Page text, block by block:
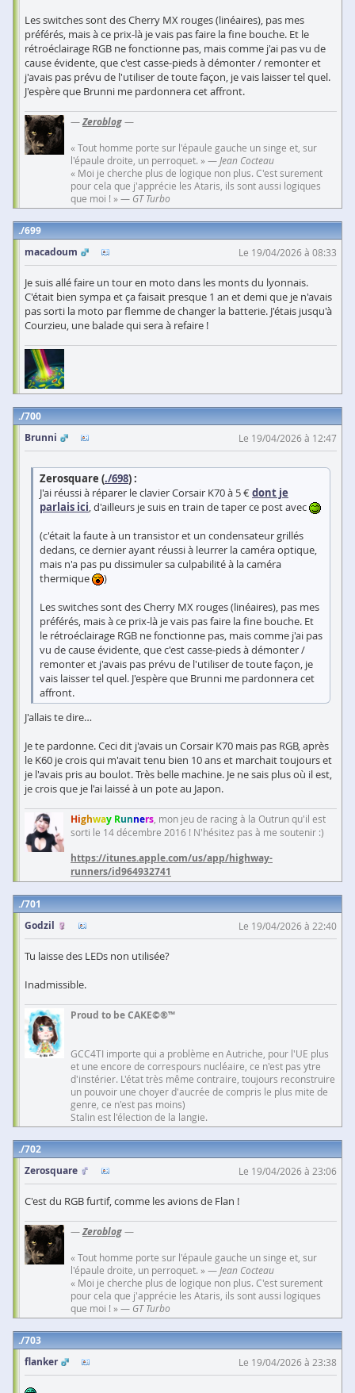
Les switches sont des Cherry MX rouges (linéaires), pas mes
préférés, mais à ce prix-là je vais pas faire la fine bouche. Et le
rétroéclairage RGB ne fonctionne pas, mais comme j'ai pas vu de
cause évidente, que c'est casse-pieds à démonter / remonter et
j'avais pas prévu de l'utiliser de toute façon, je vais laisser tel quel.
J'espère que Brunni me pardonnera cet affront.
—Zeroblog—
« Tout homme porte sur l'épaule gauche un singe et, sur
l'épaule droite, un perroquet. » —Jean Cocteau
« Moi je cherche plus de logique non plus. C'est surement
pour cela que j'apprécie les Ataris, ils sont aussi logiques
que moi ! » — GT Turbo
699
macadoum
Le 19/04/2026 à 08:33
Je suis allé faire un tour en moto dans les monts du lyonnais.
C'était bien sympa et ça faisait presque 1 an et demi que je n'avais
pas sorti la moto par flemme de changer la batterie. J'étais jusqu'à
Courzieu, une balade qui sera à refaire !
700
Brunni
Le 19/04/2026 à 12:47
Zerosquare (./698) :
J'ai réussi à réparer le clavier Corsair K70 à 5 €dont je
parlais ici, d'ailleurs je suis en train de taper ce post avec
(c'était la faute à un transistor et un condensateur grillés
dedans, ce dernier ayant réussi à leurrer la caméra optique,
mais n'a pas pu dissimuler sa culpabilité à la caméra
thermique
)
Les switches sont des Cherry MX rouges (linéaires), pas mes
préférés, mais à ce prix-là je vais pas faire la fine bouche. Et
le rétroéclairage RGB ne fonctionne pas, mais comme j'ai pas
vu de cause évidente, que c'est casse-pieds à démonter /
remonter et j'avais pas prévu de l'utiliser de toute façon, je
vais laisser tel quel. J'espère que Brunni me pardonnera cet
affront.
J'allais te dire…
Je te pardonne. Ceci dit j'avais un Corsair K70 mais pas RGB, après
le K60 je crois qui m'avait tenu bien 10 ans et marchait toujours et
je l'avais pris au boulot. Très belle machine. Je ne sais plus où il est,
je crois que je l'ai laissé à un pote au Japon.
Highway Runners, mon jeu de racing à la Outrun qu'il est
sorti le 14 décembre 2016 ! N'hésitez pas à me soutenir :)
https://itunes.apple.com/us/app/highway-
runners/id964932741
701
Godzil
Le 19/04/2026 à 22:40
Tu laisse des LEDs non utilisée?
Inadmissible.
Proud to be CAKE©®™
GCC4TI importe qui a problème en Autriche, pour l'UE plus
et une encore de correspours nucléaire, ce n'est pas ytre
d'instérier. L'état très même contraire, toujours reconstruire
un pouvoir une choyer d'aucrée de compris le plus mite de
genre, ce n'est pas moins)
Stalin est l'élection de la langie.
702
Zerosquare
Le 19/04/2026 à 23:06
C'est du RGB furtif, comme les avions de Flan !
—Zeroblog—
« Tout homme porte sur l'épaule gauche un singe et, sur
l'épaule droite, un perroquet. » —Jean Cocteau
« Moi je cherche plus de logique non plus. C'est surement
pour cela que j'apprécie les Ataris, ils sont aussi logiques
que moi ! » — GT Turbo
703
flanker
Le 19/04/2026 à 23:38